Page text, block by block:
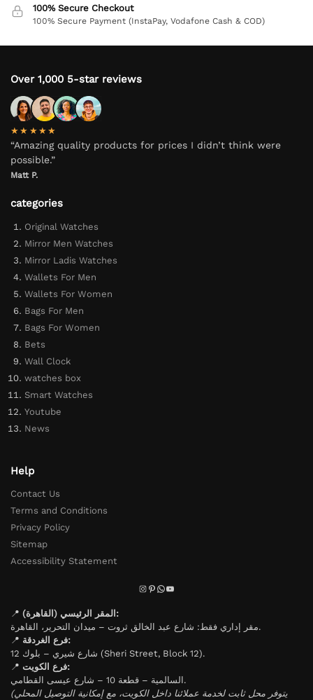
100% Secure Checkout
100% Secure Payment (InstaPay, Vodafone Cash & COD)
Over 1,000 5-star reviews
★★★★★
“Amazing quality products for prices I didn’t think were
possible.”
Matt P.
categories
Original Watches
Mirror Men Watches
Mirror Ladis Watches
Wallets For Men
Wallets For Women
Bags For Men
Bags For Women
Bets
Wall Clock
watches box
Smart Watches
Youtube
News
Help
Contact Us
Terms and Conditions
Privacy Policy
Sitemap
Accessibility Statement
📍
المقر الرئيسي (القاهرة):
مقر إداري فقط: شارع عبد الخالق ثروت – ميدان التحرير، القاهرة.
📍
فرع الغردقة:
شارع شيري – بلوك 12 (Sheri Street, Block 12).
📍
فرع الكويت:
السالمية – قطعة 10 – شارع عيسى القطامي.
(يتوفر محل ثابت لخدمة عملائنا داخل الكويت، مع إمكانية التوصيل المحلي